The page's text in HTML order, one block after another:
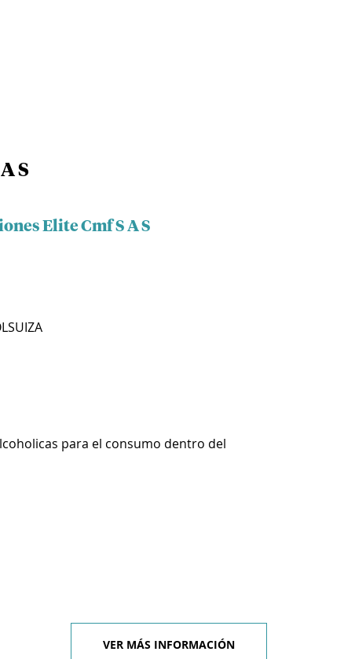
S
Elite Cmf S A S
para el consumo dentro del
VER MÁS INFORMACIÓN